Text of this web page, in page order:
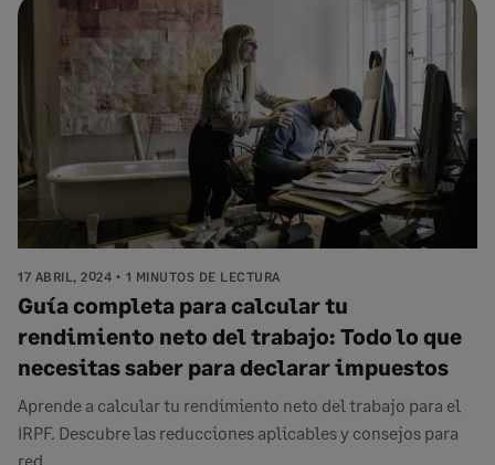
17 ABRIL, 2024 1 MINUTOS DE LECTURA
Guía completa para calcular tu
rendimiento neto del trabajo: Todo lo que
necesitas saber para declarar impuestos
Aprende a calcular tu rendimiento neto del trabajo para el
IRPF. Descubre las reducciones aplicables y consejos para
red...